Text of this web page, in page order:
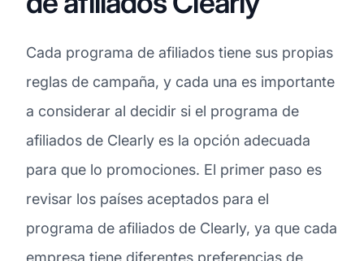
Cada programa de afiliados tiene sus propias
reglas de campaña, y cada una es importante
a considerar al decidir si el programa de
afiliados de Clearly es la opción adecuada
para que lo promociones. El primer paso es
revisar los países aceptados para el
programa de afiliados de Clearly, ya que cada
empresa tiene diferentes preferencias de